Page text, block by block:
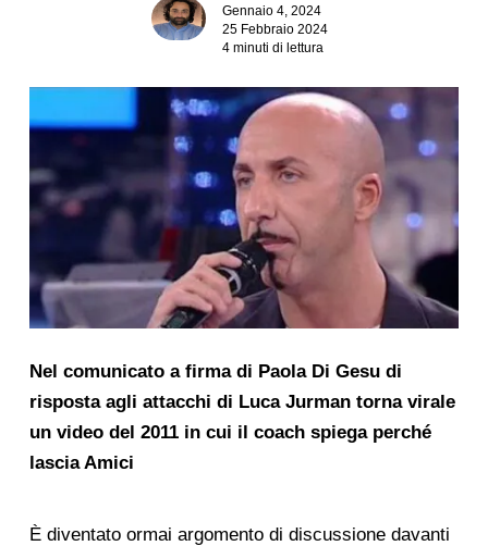
Gennaio 4, 2024
25 Febbraio 2024
4 minuti di lettura
Nel comunicato a firma di Paola Di Gesu di
risposta agli attacchi di Luca Jurman torna virale
un video del 2011 in cui il coach spiega perché
lascia Amici
È diventato ormai argomento di discussione davanti